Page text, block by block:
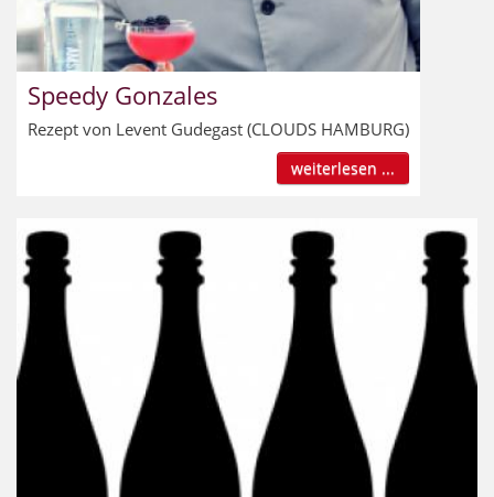
Speedy Gonzales
Rezept von Levent Gudegast (CLOUDS HAMBURG)
weiterlesen ...